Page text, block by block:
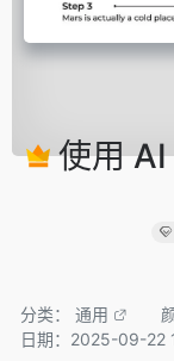
使用 AI
分类： 通用
日期：2025-09-22